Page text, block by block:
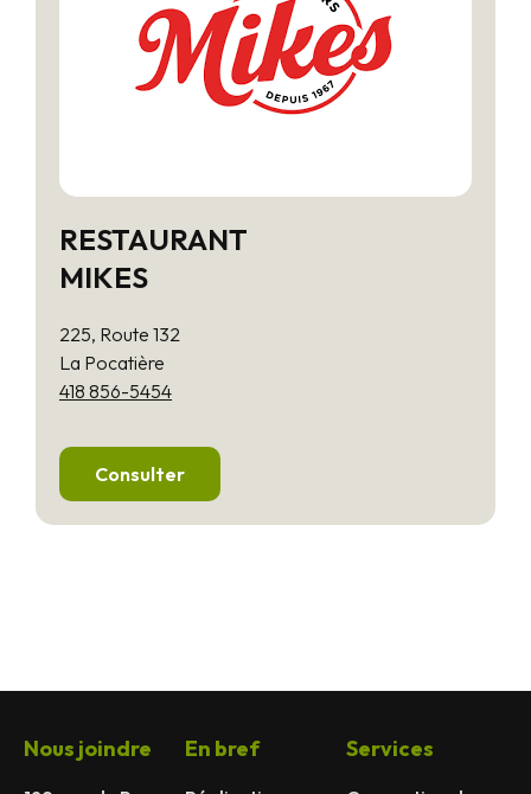
RESTAURANT
MIKES
225, Route 132
La Pocatière
418 856-5454
Consulter
Nous joindre En bref Services